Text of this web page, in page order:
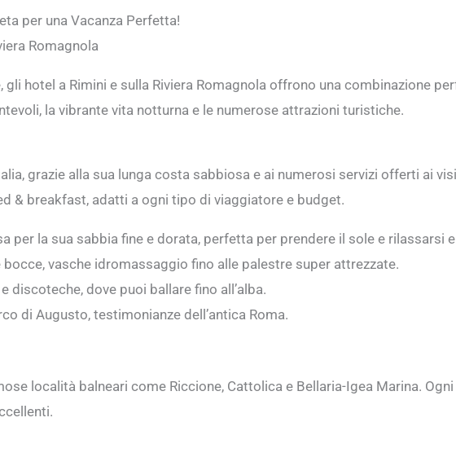
per una Vacanza Perfetta!
Romagnola
hotel a Rimini e sulla Riviera Romagnola offrono una combinazione
la vibrante vita notturna e le numerose attrazioni turistiche.
grazie alla sua lunga costa sabbiosa e ai numerosi servizi offerti ai
& breakfast, adatti a ogni tipo di viaggiatore e budget.
per la sua sabbia fine e dorata, perfetta per prendere il sole e rilassarsi
vasche idromassaggio fino alle palestre super attrezzate.
discoteche, dove puoi ballare fino all’alba.
di Augusto, testimonianze dell’antica Roma.
località balneari come Riccione, Cattolica e Bellaria-Igea Marina.